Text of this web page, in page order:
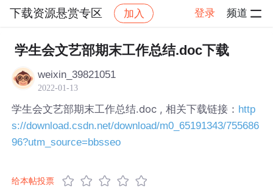
下载资源悬赏专区 加入 登录 频道
社区 下载资源悬赏专区 帖子详情
学生会文艺部期末工作总结.doc下载
weixin_39821051
2022-01-13
学生会文艺部期末工作总结.doc , 相关下载链接： http
s://download.csdn.net/download/m0_65191343/755686
96?utm_source=bbsseo
给本帖投票